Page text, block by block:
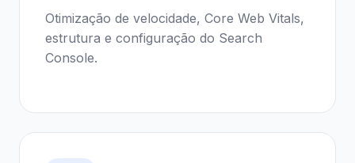
Otimização de velocidade, Core Web Vitals,
estrutura e configuração do Search
Console.